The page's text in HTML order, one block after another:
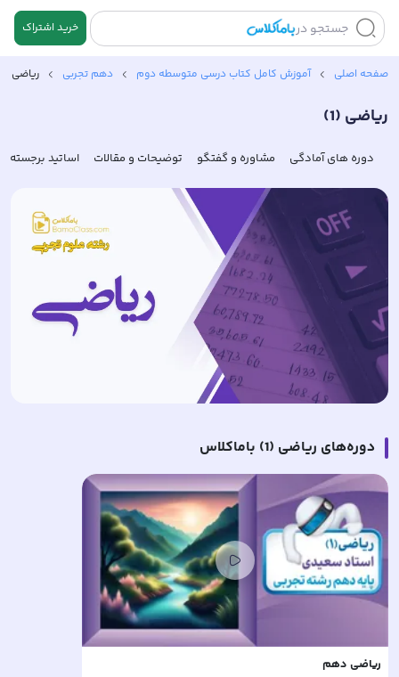
جستجو در خرید اشتراک
صفحه اصلی آموزش کامل کتاب‌ درسی متوسطه دوم دهم تجربی ریاضی (1)
ریاضی (1)
دوره های آمادگی مشاوره و گفتگو توضیحات و مقالات اساتید برجسته
دوره‌های ریاضی (1) باماکلاس
ریاضی دهم